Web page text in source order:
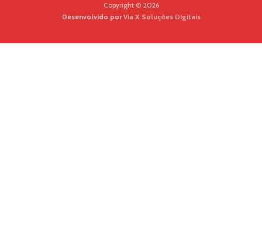
Copyright © 2026
Desenvolvido porVia X Soluções Digitais